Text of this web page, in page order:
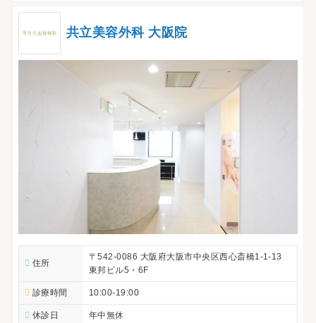
共立美容外科 大阪院
住所
〒542-0086 大阪府大阪市中央区西心斎橋1-1-13
東邦ビル5・6F
診療時間 10:00-19:00
休診日 年中無休